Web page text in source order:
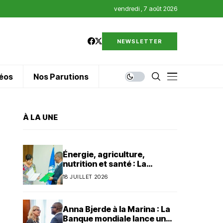
vendredi , 7 août 2026
NEWSLETTER
Nos Parutions
À LA UNE
Énergie, agriculture,
nutrition et santé : La
Banque mondiale injecte 320
18 JUILLET 2026
Anna Bjerde à la Marina : La
Banque mondiale lance un